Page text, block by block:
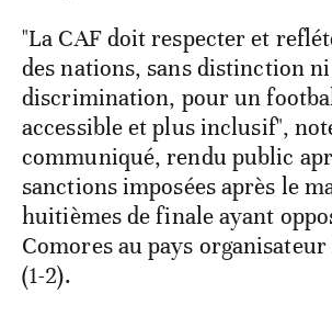
"La CAF doit respecter et
des nations, sans distinction ni
discrimination, pour un
accessible et plus inclusif",
communiqué, rendu public
sanctions imposées après le
huitièmes de finale ayant
Comores au pays
(1-2).